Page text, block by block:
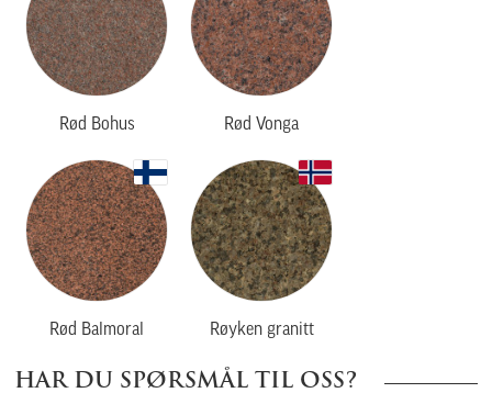
Rød Bohus Rød Vonga
Rød Balmoral Røyken granitt
HAR DU SPØRSMÅL TIL OSS?